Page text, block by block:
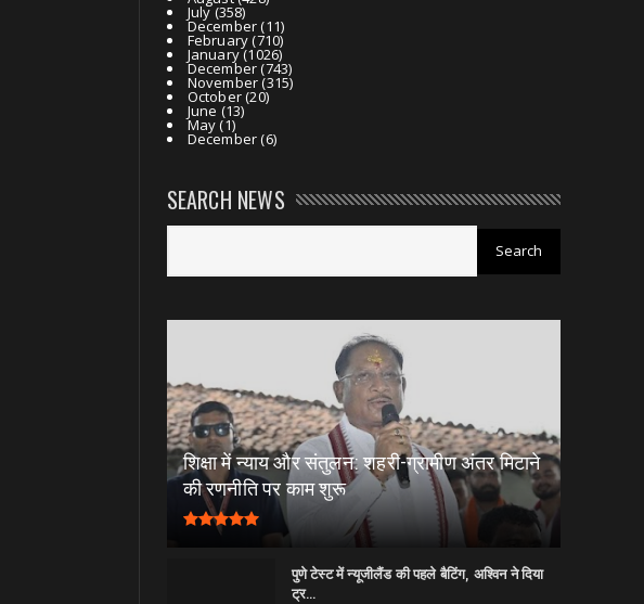
July(358)
December(11)
February(710)
January(1026)
December(743)
November(315)
October(20)
June (13)
May(1)
December(6)
SEARCH NEWS
शिक्षा में न्याय और संतुलन: शहरी-ग्रामीण अंतर मिटाने
की रणनीति पर काम शुरू
पुणे टेस्ट में न्यूजीलैंड की पहले बैटिंग, अश्विन ने दिया
ट्र...